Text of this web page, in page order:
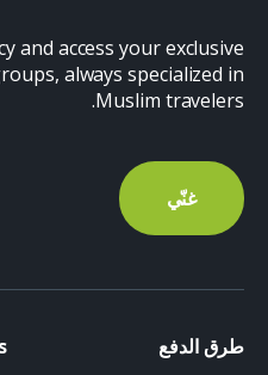
and access your exclusive
always specialized in
Muslim travelers.
غنّي
طرق الدفع